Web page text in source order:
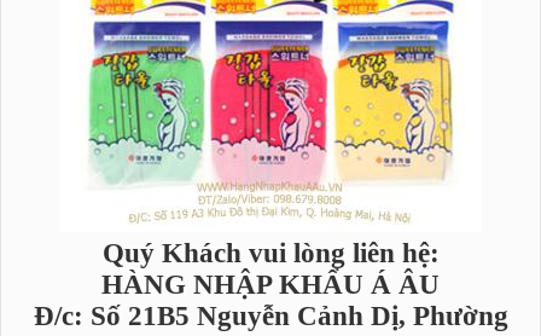
Quý Khách vui lòng liên hệ:
HÀNG NHẬP KHẨU Á ÂU
Đ/c: Số 21B5 Nguyễn Cảnh Dị, Phường